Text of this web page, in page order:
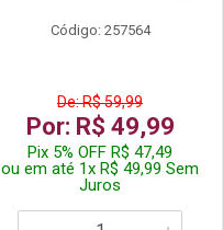
Código: 257564
De: R$ 59,99
Por: R$ 49,99
Pix 5% OFF R$ 47,49
ou em até 1x R$ 49,99 Sem
Juros